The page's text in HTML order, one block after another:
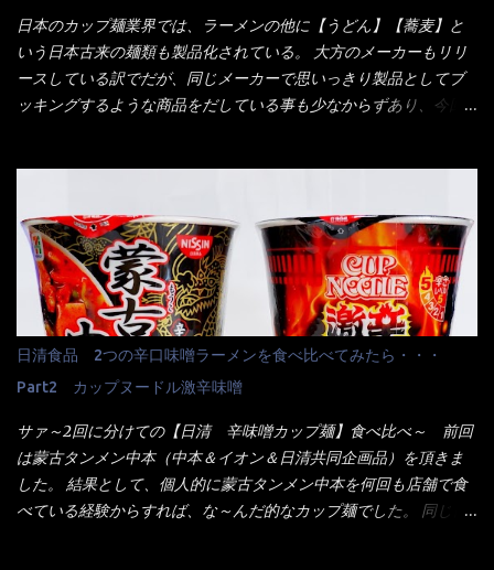
員さんも、アレー？といいながら私が受け付けますので・・・と
消えていった。 タッチパネルのやつ、安いのは嫌うんだな！？こ
のヤロー！ 待つ事暫し・・・10分は越えたと思うけど・・・出て
来ました。 こちらが本日のサラメシ【ホーリーバジル香る、タイ
く行きましたねぇ～ だからタイ料理屋さんには、辛味剤・酢・ナ
いた）が料理に必ず付いてきたものです。 でも流石にファミレ
スでは・・・それは無いね！残念だ～ 今回はすかいらーくグルー
プで、タイ料理をどの様に再現して提供しているか？を見るだけ
だなぁ～ 因みにガパオ＝ホーリーバジルなのです。 肉は通常チ
キンが多く豚や牛もあります。 肉は挽肉みたいなミンチではな
く、粗挽きの肉になるんです。 それに現地バンコクでは、卵は固
焼きが本来です。 今回はほぼ全熟の目玉焼きで、これは日本風
オタイなのと比べれば薄め？ やっぱり調味料の【スパイスガール
ズ】が必要だナァ～ 笑 私は、ブリッキーヌの粉末をよく掛け辛
く...
日本のカップ麺業界では、ラーメンの他に【うどん】【蕎麦】と
いう日本古来の麺類も製品化されている。 大方のメーカーもリリ
ースしている訳でだが、同じメーカーで思いっきり製品としてブ
ッキングするような商品をだしている事も少なからずあり、今回
ている訳で何故に敢えて本商品をリリースするの？ 確かに販売価
格は、緑のたぬきの実売は108円位で、ごつ盛り天ぷらそばは98円
でした。 殆ど変わらないじゃないか！？ そこで何が違うか・・・
メーカーHPから情報を得てみた。 ■原材料 比較（相手に含まれ
て居ない物質を赤色） ☆緑のたぬき 油揚げめん(小麦粉(国内製
造)、そば粉、植物油脂、植物性たん白、食塩、とろろ芋、卵白)、
かやく(小えびてんぷら、 かまぼこ )、添付調味料(砂糖、食塩、し
ょうゆ、魚介エキス、たん白加水分解物、香辛料、ねぎ、香味油
脂)／加工でん粉、調味料(アミノ酸等)、炭酸カルシウム、カラメ
ル色素、リン酸塩(Na)、増粘多糖類、レシチン、酸化防止剤(ビタ
ミンE)、クチナシ色素、ベニコウジ色素、香料、ビタミンB2、ビ
タミンB1、香辛料抽出物、 カロチン色素 、(一部にえび・小麦・
日清食品 2つの辛口味噌ラーメンを食べ比べてみたら・・・
Part2 カップヌードル激辛味噌
サァ～2回に分けての【日清 辛味噌カップ麺】食べ比べ～ 前回
は蒙古タンメン中本（中本＆イオン＆日清共同企画品）を頂きま
した。 結果として、個人的に蒙古タンメン中本を何回も店舗で食
べている経験からすれば、な～んだ的なカップ麺でした。 同じ日